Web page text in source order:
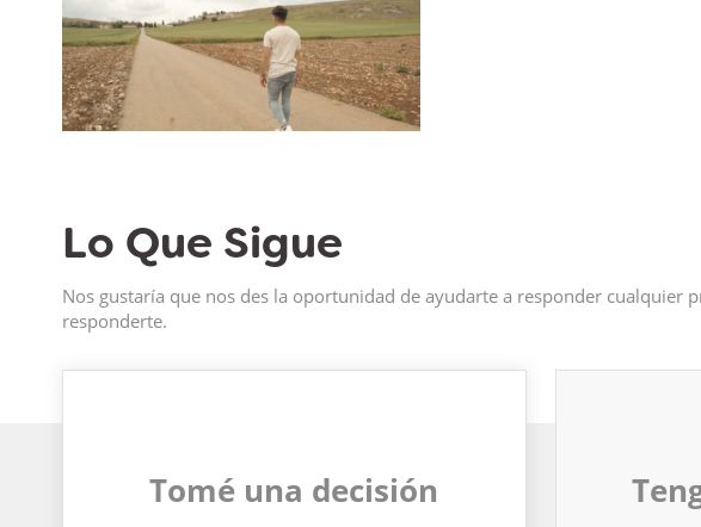
Lo Que Sigue
Nos gustaría que nos des la oportunidad de ayudarte a responder cualquier
responderte.
Tomé una decisión